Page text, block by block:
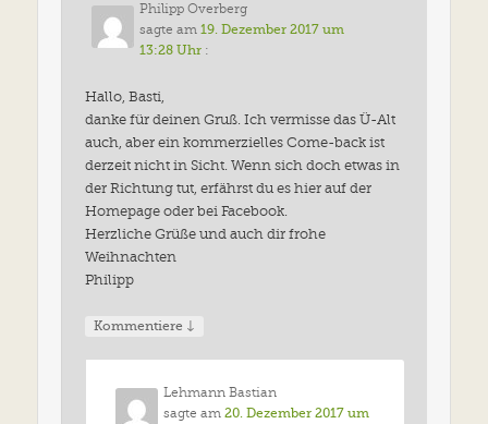
Philipp Overberg
sagte am19. Dezember 2017 um
13:28 Uhr :
Hallo, Basti,
danke für deinen Gruß. Ich vermisse das Ü-Alt
auch, aber ein kommerzielles Come-back ist
derzeit nicht in Sicht. Wenn sich doch etwas in
der Richtung tut, erfährst du es hier auf der
Homepage oder bei Facebook.
Herzliche Grüße und auch dir frohe
Weihnachten
Philipp
Kommentiere ↓
Lehmann Bastian
sagte am20. Dezember 2017 um